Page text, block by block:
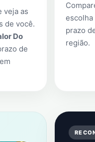
veja as
de você.
Do
de
escolha
prazo
região.